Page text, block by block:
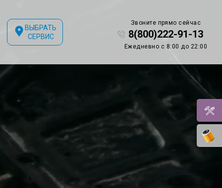
ВЫБРАТЬ
СЕРВИС
Звоните прямо сейчас
8(800)222-91-13
Ежедневно с 8:00 до 22:00